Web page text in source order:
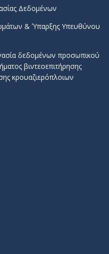
Δεδομένων
& Ύπαρξης Υπευθύνου
δεδομένων προσωπικού
βιντεοεπιτήρησης
κρουαζιερόπλοιων